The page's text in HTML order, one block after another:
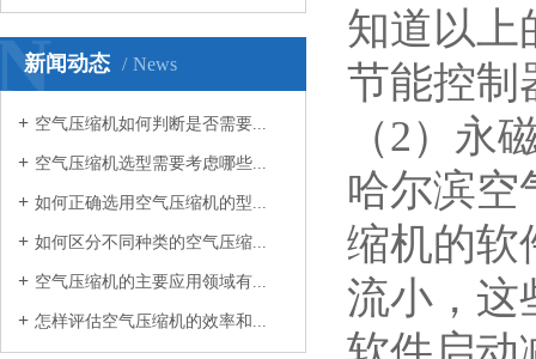
新闻动态 News
空气压缩机如何判断是否需要...
空气压缩机选型需要考虑哪些...
如何正确选用空气压缩机的型...
如何区分不同种类的空气压缩...
空气压缩机的主要应用领域有...
怎样评估空气压缩机的效率和...
知道以上
节能控制
（2）永
哈尔滨空
缩机的软
流小，这